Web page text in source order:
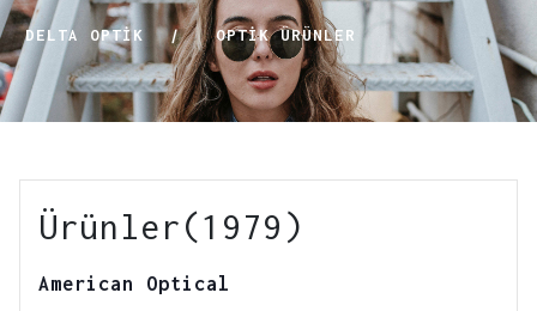
DELTA OPTİK | OPTIK ÜRÜNLER
Ürünler(1979)
American Optical